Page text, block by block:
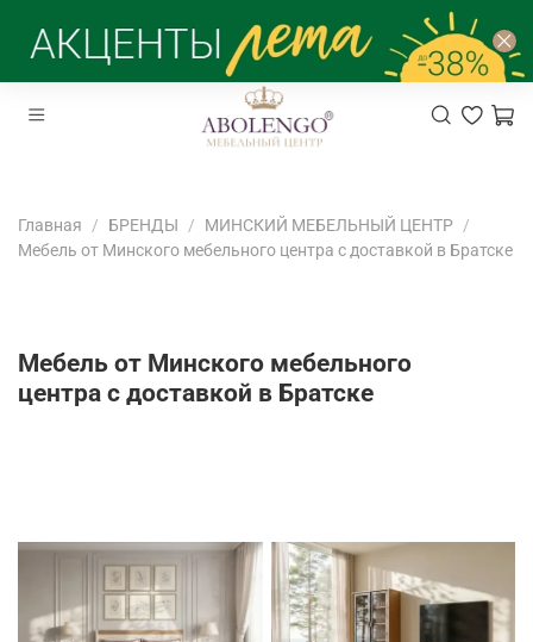
Главная БРЕНДЫ
МИНСКИЙ МЕБЕЛЬНЫЙ ЦЕНТР
Мебель от Минского мебельного центра с доставкой в Братске
Мебель от Минского мебельного
центра с доставкой в Братске